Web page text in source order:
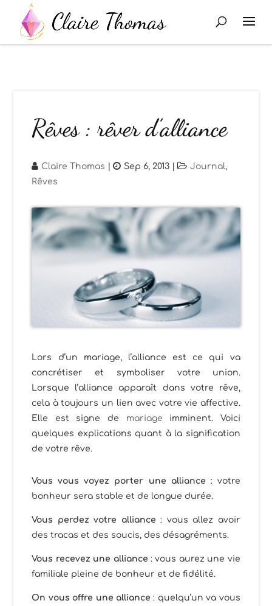
Rêves : rêver d’alliance
Claire Thomas | Sep 6, 2013 | Journal,
Rêves
Lors d’un mariage, l’alliance est ce qui va
concrétiser et symboliser votre union.
Lorsque l’alliance apparaît dans votre rêve,
cela à toujours un lien avec votre vie affective.
Elle est signe de mariage imminent. Voici
quelques explications quant à la signification
de votre rêve.
Vous vous voyez porter une alliance : votre
bonheur sera stable et de longue durée.
Vous perdez votre alliance : vous allez avoir
des tracas et des soucis, des désagréments.
Vous recevez une alliance : vous aurez une vie
familiale pleine de bonheur et de fidélité.
On vous offre une alliance : quelqu’un va vous